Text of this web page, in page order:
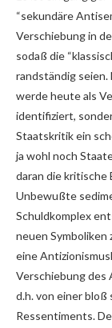
“sekundäre
Verschiebung in
sodaß die
randständig seien.
werde heute als
identifiziert,
Staatskritik ein
ja wohl noch
daran die kritische
Unbewußte
Schuldkomplex
neuen
eine
Verschiebung des
d.h. von einer
Ressentiments.